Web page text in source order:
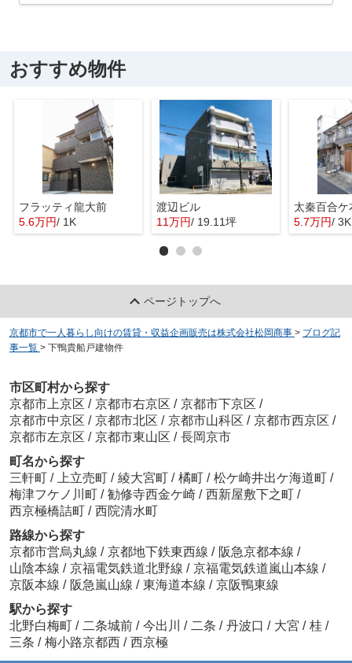
おすすめ物件
フラッティ龍大前
5.6万円/ 1K
渡辺ビル
11万円/ 19.11坪
太秦百合ケ
5.7万円/ 3K
ページトップへ
京都市で一人暮らし向けの賃貸・収益企画販売は株式会社松岡商事 > ブログ記
事一覧 > 下鴨貴船戸建物件
市区町村から探す
京都市上京区 / 京都市右京区 / 京都市下京区 /
京都市中京区 / 京都市北区 / 京都市山科区 / 京都市西京区 /
京都市左京区 / 京都市東山区 / 長岡京市
町名から探す
三軒町 / 上立売町 / 綾大宮町 / 橘町 / 松ケ崎井出ケ海道町 /
梅津フケノ川町 / 勧修寺西金ケ崎 / 西新屋敷下之町 /
西京極橋詰町 / 西院清水町
路線から探す
京都市営烏丸線 / 京都地下鉄東西線 / 阪急京都本線 /
山陰本線 / 京福電気鉄道北野線 / 京福電気鉄道嵐山本線 /
京阪本線 / 阪急嵐山線 / 東海道本線 / 京阪鴨東線
駅から探す
北野白梅町 / 二条城前 / 今出川 / 二条 / 丹波口 / 大宮 / 桂 /
三条 / 梅小路京都西 / 西京極